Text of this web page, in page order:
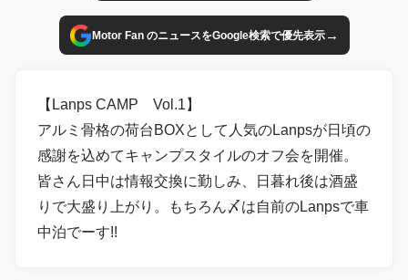
Motor Fan のニュースをGoogle検索で優先表示→
【Lanps CAMP Vol.1】
アルミ骨格の荷台BOXとして人気のLanpsが日頃の
感謝を込めてキャンプスタイルのオフ会を開催。
皆さん日中は情報交換に勤しみ、日暮れ後は酒盛
りで大盛り上がり。もちろん〆は自前のLanpsで車
中泊でーす!!